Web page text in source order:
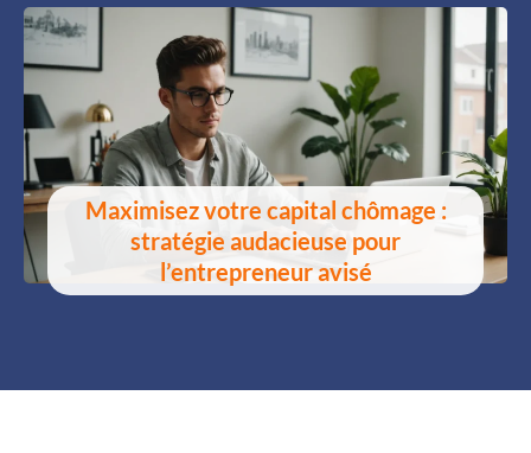
Maximisez votre capital chômage :
stratégie audacieuse pour
l’entrepreneur avisé